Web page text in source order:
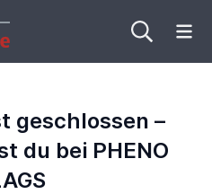
geschlossen –
du bei PHENO